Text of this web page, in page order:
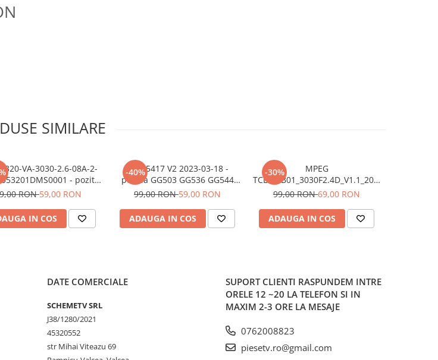
SIMILARE
VA-3030-2.6-08A-2-
- pozitia
GG531 GG532 GG534
RON59,00 RON
IN COS
-40%
MS-L5417 V2 2023-03-18 -
pozitia GG503 GG536 GG544
GG545 GG561 GG562 GG663
99,00 RON59,00 RON
ADAUGA IN COS
-30%
MPEG
TCL32LB01_3030F2.4D_V1.1_20221230
- pozitia GG504 GG542
99,00 RON69,00 RON
ADAUGA IN COS
DATE COMERCIALE
SCHEMETV SRL
J38/1280/2021
45320552
str Mihai Viteazu 69
SUPORT CLIENTI RASPUNDEM INTRE
ORELE 12 ~20 LA TELEFON SI IN
MAXIM 2-3 ORE LA MESAJE
0762008823
piesetv.ro@gmail.com